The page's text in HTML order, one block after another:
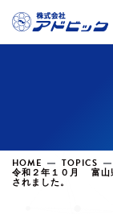
HOME TOPICS
令和２年１０月 富山
されました。